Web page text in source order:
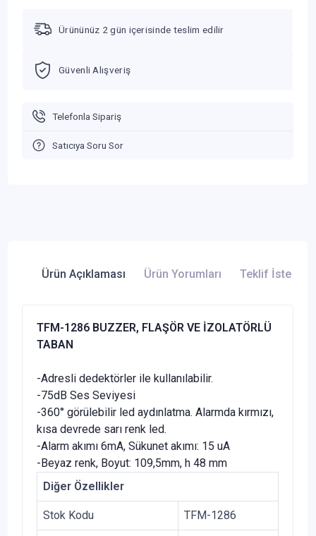
Ürününüz 2 gün içerisinde teslim edilir
Güvenli Alışveriş
Telefonla Sipariş
Satıcıya Soru Sor
Ürün Açıklaması Ürün Yorumları Teklif İste
TFM-1286 BUZZER, FLAŞÖR VE İZOLATÖRLÜ
TABAN
-Adresli dedektörler ile kullanılabilir.
-75dB Ses Seviyesi
-360° görülebilir led aydınlatma. Alarmda kırmızı,
kısa devrede sarı renk led.
-Alarm akımı 6mA, Sükunet akımı: 15 uA
-Beyaz renk, Boyut: 109,5mm, h 48 mm
Diğer Özellikler
Stok Kodu TFM-1286